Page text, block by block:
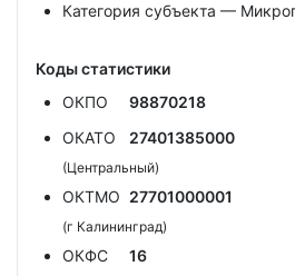
Категория субъекта —
Коды статистики
ОКПО
98870218
ОКАТО
27401385000
(Центральный)
ОКТМО 27701000001
(г Калининград)
ОКФС 16